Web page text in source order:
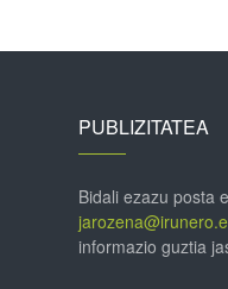
PUBLIZITATEA
Bidali ezazu posta
informazio guztia